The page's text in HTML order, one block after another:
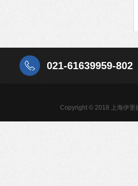
021-61639959-802
Copyright © 2018 上海伊